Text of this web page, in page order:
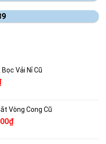
Vải Nỉ Cũ
Giá
là:
400,000₫.
Vòng Cong Cũ
₫Giá